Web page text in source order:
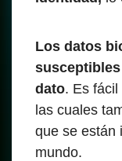
Los datos
dato. Es
las cuales
que se están
mundo.